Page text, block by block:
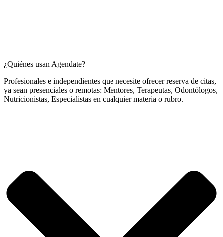
¿Quiénes usan Agendate?
Profesionales e independientes que necesite ofrecer reserva de citas,
ya sean presenciales o remotas: Mentores, Terapeutas, Odontólogos,
Nutricionistas, Especialistas en cualquier materia o rubro.